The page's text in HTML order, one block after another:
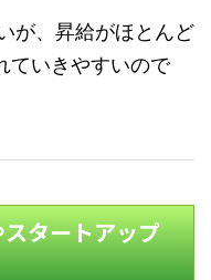
が、昇給がほとんど
ていきやすいので
タートアップ